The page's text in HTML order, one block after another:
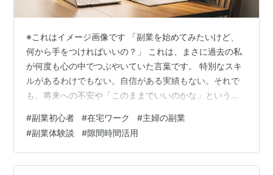
※これはイメージ画像です 「副業を始めてみたいけど、
何から手をつければいいの？」 これは、まさに過去の私
が何度も心の中でつぶやいていた言葉です。 特別なスキ
ルがあるわけでもない。自信がある実績もない。それで
も、将来への不安や「このままでいいのかな」という気
ました。 この記事では、そんな普通の30代主婦だった私
が、はじめての副業で実際に最初にやったことを、順番
にお話ししていきます。 最初から「稼ぐこと」は考えな
かった 意外に思われるかもしれませんが、私が最初にや
#副業初心者 #在宅ワーク #主婦の副業
#副業体験談 #隙間時間活用